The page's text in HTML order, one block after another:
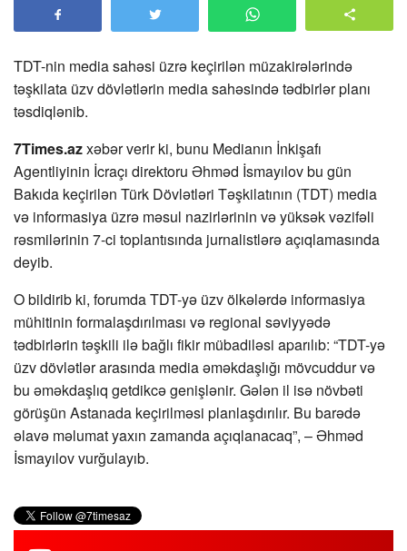
TDT-nin media sahəsi üzrə keçirilən müzakirələrində
təşkilata üzv dövlətlərin media sahəsində tədbirlər planı
təsdiqlənib.
7Times.azxəbər verir ki, bunu Medianın İnkişafı
Agentliyinin İcraçı direktoru Əhməd İsmayılov bu gün
Bakıda keçirilən Türk Dövlətləri Təşkilatının (TDT) media
və informasiya üzrə məsul nazirlərinin və yüksək vəzifəli
rəsmilərinin 7-ci toplantısında jurnalistlərə açıqlamasında
deyib.
O bildirib ki, forumda TDT-yə üzv ölkələrdə informasiya
mühitinin formalaşdırılması və regional səviyyədə
tədbirlərin təşkili ilə bağlı fikir mübadiləsi aparılıb: “TDT-yə
üzv dövlətlər arasında media əməkdaşlığı mövcuddur və
bu əməkdaşlıq getdikcə genişlənir. Gələn il isə növbəti
görüşün Astanada keçirilməsi planlaşdırılır. Bu barədə
əlavə məlumat yaxın zamanda açıqlanacaq”, – Əhməd
İsmayılov vurğulayıb.